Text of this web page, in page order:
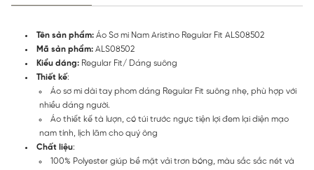
Tên sản phẩm: Áo Sơ mi Nam Aristino Regular Fit ALS08502
Mã sản phẩm: ALS08502
Kiểu dáng: Regular Fit/ Dáng suông
Thiết kế:
Áo sơ mi dài tay phom dáng Regular Fit suông nhẹ, phù hợp với
nhiều dáng người.
Áo thiết kế tà lượn, có túi trước ngực tiện lợi đem lại diện mạo
nam tính, lịch lãm cho quý ông
Chất liệu:
100% Polyester giúp bề mặt vải trơn bóng, màu sắc sắc nét và